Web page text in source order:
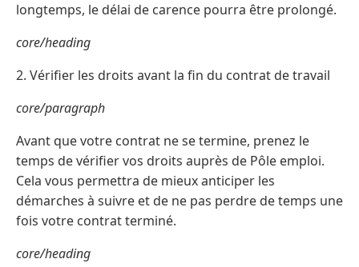
longtemps, le délai de carence pourra être prolongé.
core/heading
2. Vérifier les droits avant la fin du contrat de travail
core/paragraph
Avant que votre contrat ne se termine, prenez le
temps de vérifier vos droits auprès de Pôle emploi.
Cela vous permettra de mieux anticiper les
démarches à suivre et de ne pas perdre de temps une
fois votre contrat terminé.
core/heading